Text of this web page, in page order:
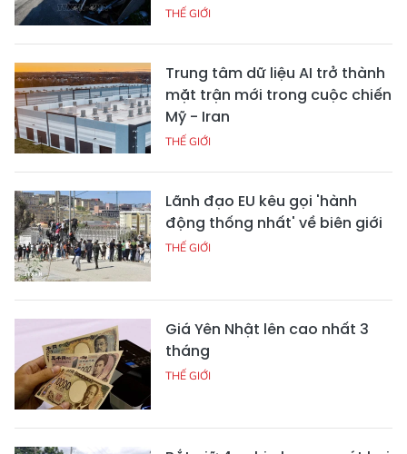
THẾ GIỚI
Trung tâm dữ liệu AI trở thành
mặt trận mới trong cuộc chiến
Mỹ - Iran
THẾ GIỚI
Lãnh đạo EU kêu gọi 'hành
động thống nhất' về biên giới
THẾ GIỚI
Giá Yên Nhật lên cao nhất 3
tháng
THẾ GIỚI